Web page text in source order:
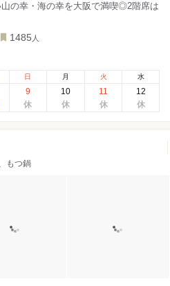
山の幸・海の幸を大阪で満喫◎2階席は
1485 人
日
9
月
10
火
11
水
12
もつ鍋